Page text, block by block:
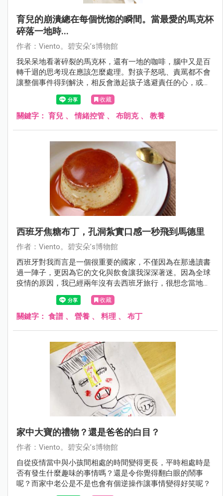
育兒的崩潰總在每個恍惚的瞬間。當最愛的馬克杯
碎落一地時...
作者：Viento。碧安朵’s博物館
我呆呆地看著碎裂的馬克杯，還有一地的咖啡，腦中又是百
轉千迴的思考現在應該怎麼處理。對孩子怒吼、責罵都不會
讓整個事件得到解決，相反會激起孩子逃避責任的心，或是
未來對於做錯事情的選擇隱瞞。
收藏
關鍵字： 育兒 、情緒控管 、 布朗克、 教養
西班牙焦糖布丁，孔洞紮實口感一秒飛到馬德里
作者：Viento。碧安朵’s博物館
西班牙對我而言是一個很重要的國家，不僅因為在那邊讀書
過一陣子，更因為它的文化與飲食讓我深深著迷。因為全球
疫情的原因，我已經兩年沒有去西班牙旅行，很想念當地的
飲食。所以開始在家複製自己喜歡的當地口味，過程中當然
也會將某些口味調整成自己能接受的，尤其是甜點。
收藏
關鍵字： 食譜 、 營養 、 料理 、 布丁
家中大寶的禮物？還是爸爸的白目？
作者：Viento。碧安朵’s博物館
自從疫情當中與小孩間相處的時間變得更長，平時相處時是
否有發生什麼趣味的事情嗎？還是令你覺得翻白眼的鬧事
呢？而家中老公是不是也會有個逆操作讓事情變得好笑呢？